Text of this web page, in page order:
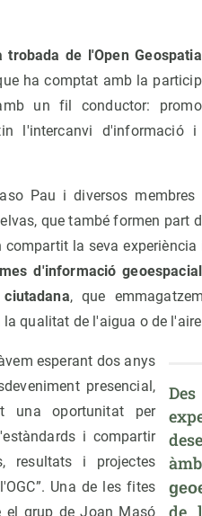
trobada de l'Open
ha comptat amb la
un fil conductor:
l'intercanvi d'informació i
Pau i diversos
que també formen part
compartit la seva
d'informació
, que
qualitat de l'aigua o de
de
esperant dos anys
presencial,
una oportunitat per
i compartir
resultats i projectes
Una de les fites
el grup de Joan Masó